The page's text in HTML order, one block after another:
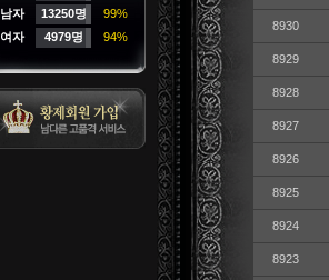
남자
13250명
99%
여자
4979명 94%
8930
8929
8928
8927
8926
8925
8924
8923